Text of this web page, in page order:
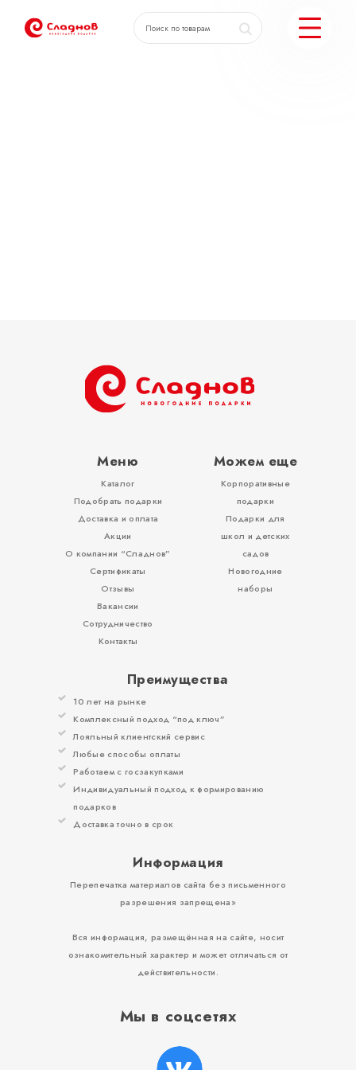
КОНТАКТЫ
Мы в соцсетях
Меню
Каталог
Подобрать подарки
Доставка и оплата
Акции
О компании “Сладнов”
Сертификаты
Отзывы
Вакансии
Сотрудничество
Контакты
Можем еще
Корпоративные
подарки
Подарки для
школ и детских
садов
Новогодние
наборы
Преимущества
10 лет на рынке
Комплексный подход “под ключ”
Лояльный клиентский сервис
Любые способы оплаты
Работаем с госзакупками
Индивидуальный подход к формированию
подарков
Доставка точно в срок
Информация
Перепечатка материалов сайта без письменного
разрешения запрещена»
Вся информация, размещённая на сайте, носит
ознакомительный характер и может отличаться от
действительности.